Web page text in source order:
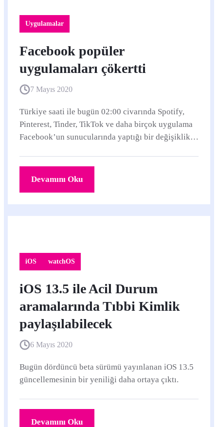
Uygulamalar
Facebook popüler
uygulamaları çökertti
7 Mayıs 2020
Türkiye saati ile bugün 02:00 civarında Spotify,
Pinterest, Tinder, TikTok ve daha birçok uygulama
Facebook’un sunucularında yaptığı bir değişiklik
Devamını Oku
iOS watchOS
iOS 13.5 ile Acil Durum
aramalarında Tıbbi Kimlik
paylaşılabilecek
6 Mayıs 2020
Bugün dördüncü beta sürümü yayınlanan iOS 13.5
güncellemesinin bir yeniliği daha ortaya çıktı.
Devamını Oku